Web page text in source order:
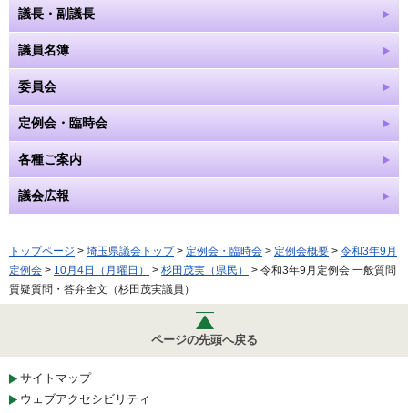
議長・副議長
議員名簿
委員会
定例会・臨時会
各種ご案内
議会広報
トップページ > 埼玉県議会トップ> 定例会・臨時会 > 定例会概要 > 令和3年9月
定例会 > 10月4日（月曜日） > 杉田茂実（県民）
> 令和3年9月定例会 一般質問
質疑質問・答弁全文（杉田茂実議員）
ページの先頭へ戻る
サイトマップ
ウェブアクセシビリティ